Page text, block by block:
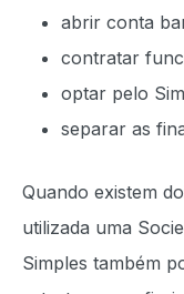
abrir conta
contratar
optar pelo
separar as
Quando existem
utilizada uma
Simples também